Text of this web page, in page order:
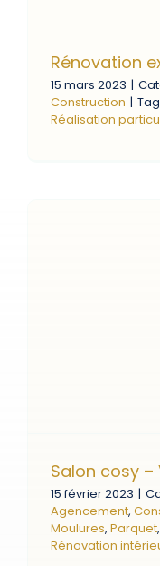
Rénovation
15 mars 2023 |
Construction |
Réalisation
Salon cosy –
15 février 2023 |
Agencement,
Moulures, Parquet,
Rénovation